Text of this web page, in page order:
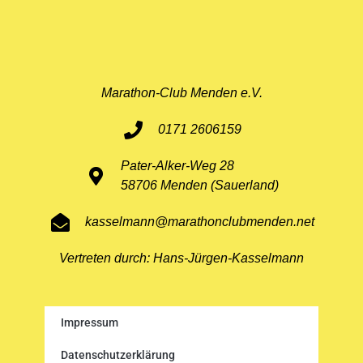
Marathon-Club Menden e.V.
0171 2606159
Pater-Alker-Weg 28
58706 Menden (Sauerland)
kasselmann@marathonclubmenden.net
Vertreten durch: Hans-Jürgen-Kasselmann
Impressum
Datenschutzerklärung